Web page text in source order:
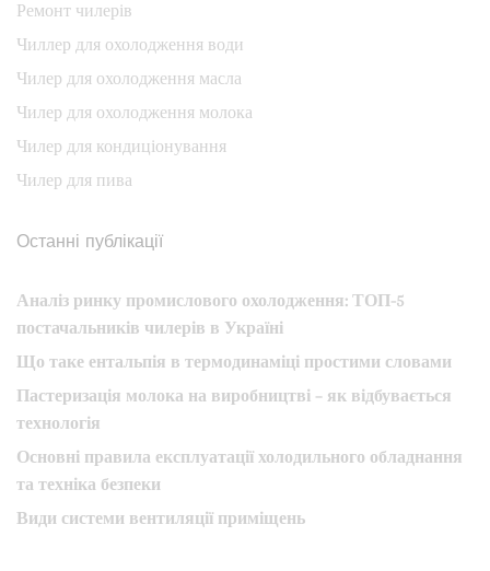
Ремонт чилерів
Чиллер для охолодження води
Чилер для охолодження масла
Чилер для охолодження молока
Чилер для кондиціонування
Чилер для пива
Останні публікації
Аналіз ринку промислового охолодження: ТОП-5
постачальників чилерів в Україні
Що таке ентальпія в термодинаміці простими словами
Пастеризація молока на виробництві – як відбувається
технологія
Основні правила експлуатації холодильного обладнання
та техніка безпеки
Види системи вентиляції приміщень